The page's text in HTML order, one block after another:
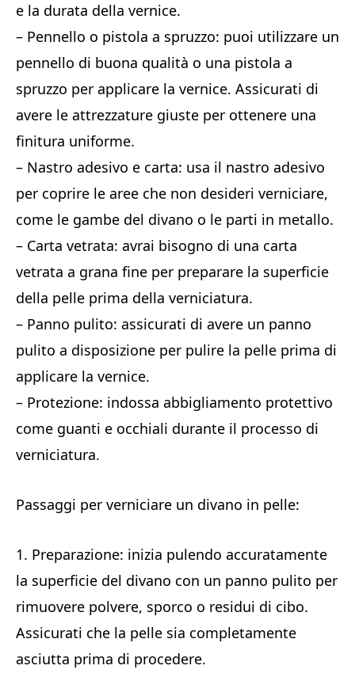
e la durata della vernice.
– Pennello o pistola a spruzzo: puoi utilizzare un
pennello di buona qualità o una pistola a
spruzzo per applicare la vernice. Assicurati di
avere le attrezzature giuste per ottenere una
finitura uniforme.
– Nastro adesivo e carta: usa il nastro adesivo
per coprire le aree che non desideri verniciare,
come le gambe del divano o le parti in metallo.
– Carta vetrata: avrai bisogno di una carta
vetrata a grana fine per preparare la superficie
della pelle prima della verniciatura.
– Panno pulito: assicurati di avere un panno
pulito a disposizione per pulire la pelle prima di
applicare la vernice.
– Protezione: indossa abbigliamento protettivo
come guanti e occhiali durante il processo di
verniciatura.
Passaggi per verniciare un divano in pelle:
1. Preparazione: inizia pulendo accuratamente
la superficie del divano con un panno pulito per
rimuovere polvere, sporco o residui di cibo.
Assicurati che la pelle sia completamente
asciutta prima di procedere.